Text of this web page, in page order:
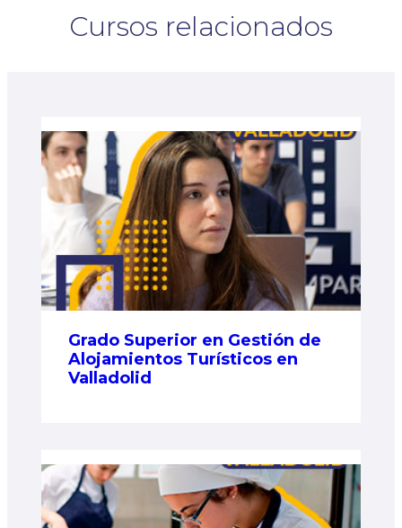
Cursos relacionados
Grado Superior en Gestión de
Alojamientos Turísticos en
Valladolid